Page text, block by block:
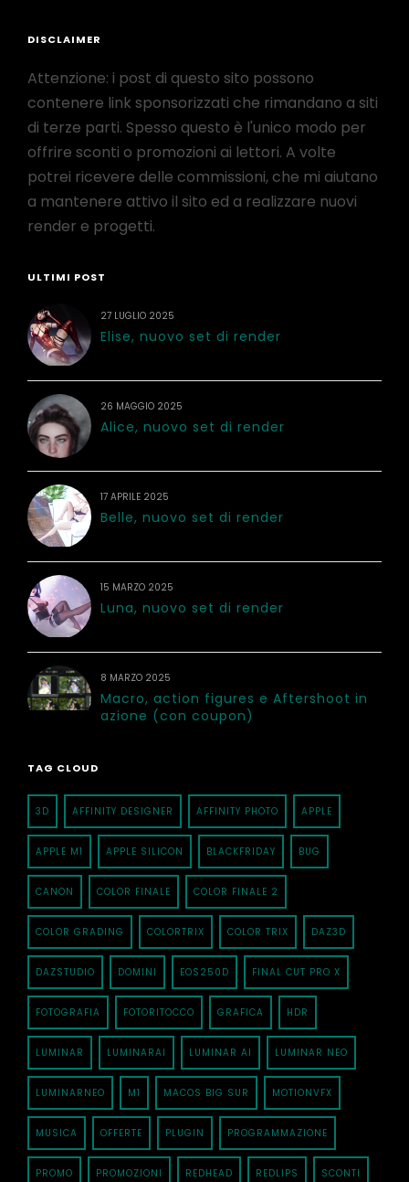
DISCLAIMER
Attenzione: i post di questo sito possono
contenere link sponsorizzati che rimandano a siti
di terze parti. Spesso questo è l'unico modo per
offrire sconti o promozioni ai lettori. A volte
potrei ricevere delle commissioni, che mi aiutano
a mantenere attivo il sito ed a realizzare nuovi
render e progetti.
ULTIMI POST
27 LUGLIO 2025
Elise, nuovo set di render
26 MAGGIO 2025
Alice, nuovo set di render
17 APRILE 2025
Belle, nuovo set di render
15 MARZO 2025
Luna, nuovo set di render
8 MARZO 2025
Macro, action figures e Aftershoot in
azione (con coupon)
TAG CLOUD
3D AFFINITY DESIGNER AFFINITY PHOTO APPLE
APPLE M1 APPLE SILICON BLACKFRIDAY BUG
CANON COLOR FINALE COLOR FINALE 2
COLOR GRADING COLORTRIX COLOR TRIX DAZ3D
DAZSTUDIO DOMINI EOS250D FINAL CUT PRO X
FOTOGRAFIA FOTORITOCCO GRAFICA HDR
LUMINAR LUMINARAI LUMINAR AI LUMINAR NEO
LUMINARNEO M1 MACOS BIG SUR MOTIONVFX
MUSICA OFFERTE PLUGIN PROGRAMMAZIONE
PROMO PROMOZIONI REDHEAD REDLIPS SCONTI